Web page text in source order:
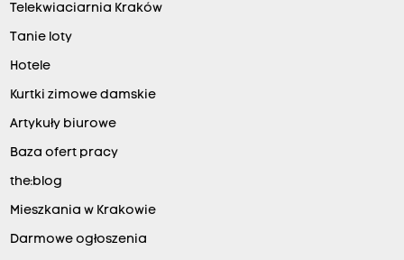
Telekwiaciarnia Kraków
Tanie loty
Hotele
Kurtki zimowe damskie
Artykuły biurowe
Baza ofert pracy
the:blog
Mieszkania w Krakowie
Darmowe ogłoszenia